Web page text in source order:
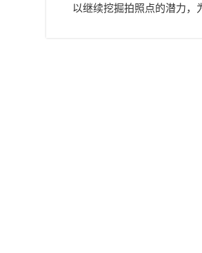
以继续挖掘拍照点的潜力，